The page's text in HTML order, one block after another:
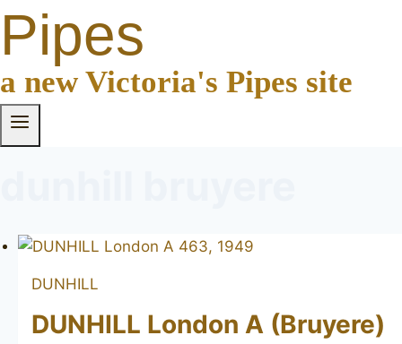
Pipes
a new Victoria's Pipes site
DUNHILL
DUNHILL London A (Bruyere)